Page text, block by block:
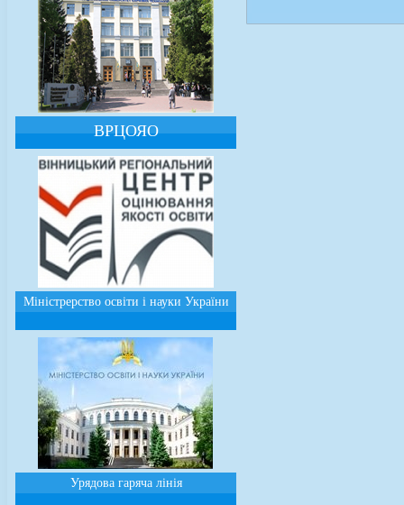
ВРЦОЯО
Міністрерство освіти і науки України
Урядова гаряча лінія